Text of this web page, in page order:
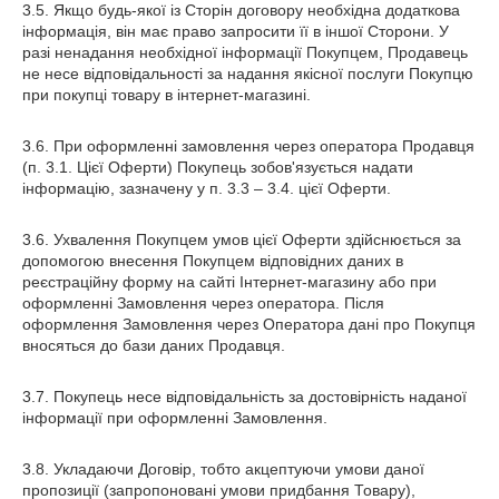
3.5. Якщо будь-якої із Сторін договору необхідна додаткова
інформація, він має право запросити її в іншої Сторони. У
разі ненадання необхідної інформації Покупцем, Продавець
не несе відповідальності за надання якісної послуги Покупцю
при покупці товару в інтернет-магазині.
3.6. При оформленні замовлення через оператора Продавця
(п. 3.1. Цієї Оферти) Покупець зобов'язується надати
інформацію, зазначену у п. 3.3 – 3.4. цієї Оферти.
3.6. Ухвалення Покупцем умов цієї Оферти здійснюється за
допомогою внесення Покупцем відповідних даних в
реєстраційну форму на сайті Інтернет-магазину або при
оформленні Замовлення через оператора. Після
оформлення Замовлення через Оператора дані про Покупця
вносяться до бази даних Продавця.
3.7. Покупець несе відповідальність за достовірність наданої
інформації при оформленні Замовлення.
3.8. Укладаючи Договір, тобто акцептуючи умови даної
пропозиції (запропоновані умови придбання Товару),